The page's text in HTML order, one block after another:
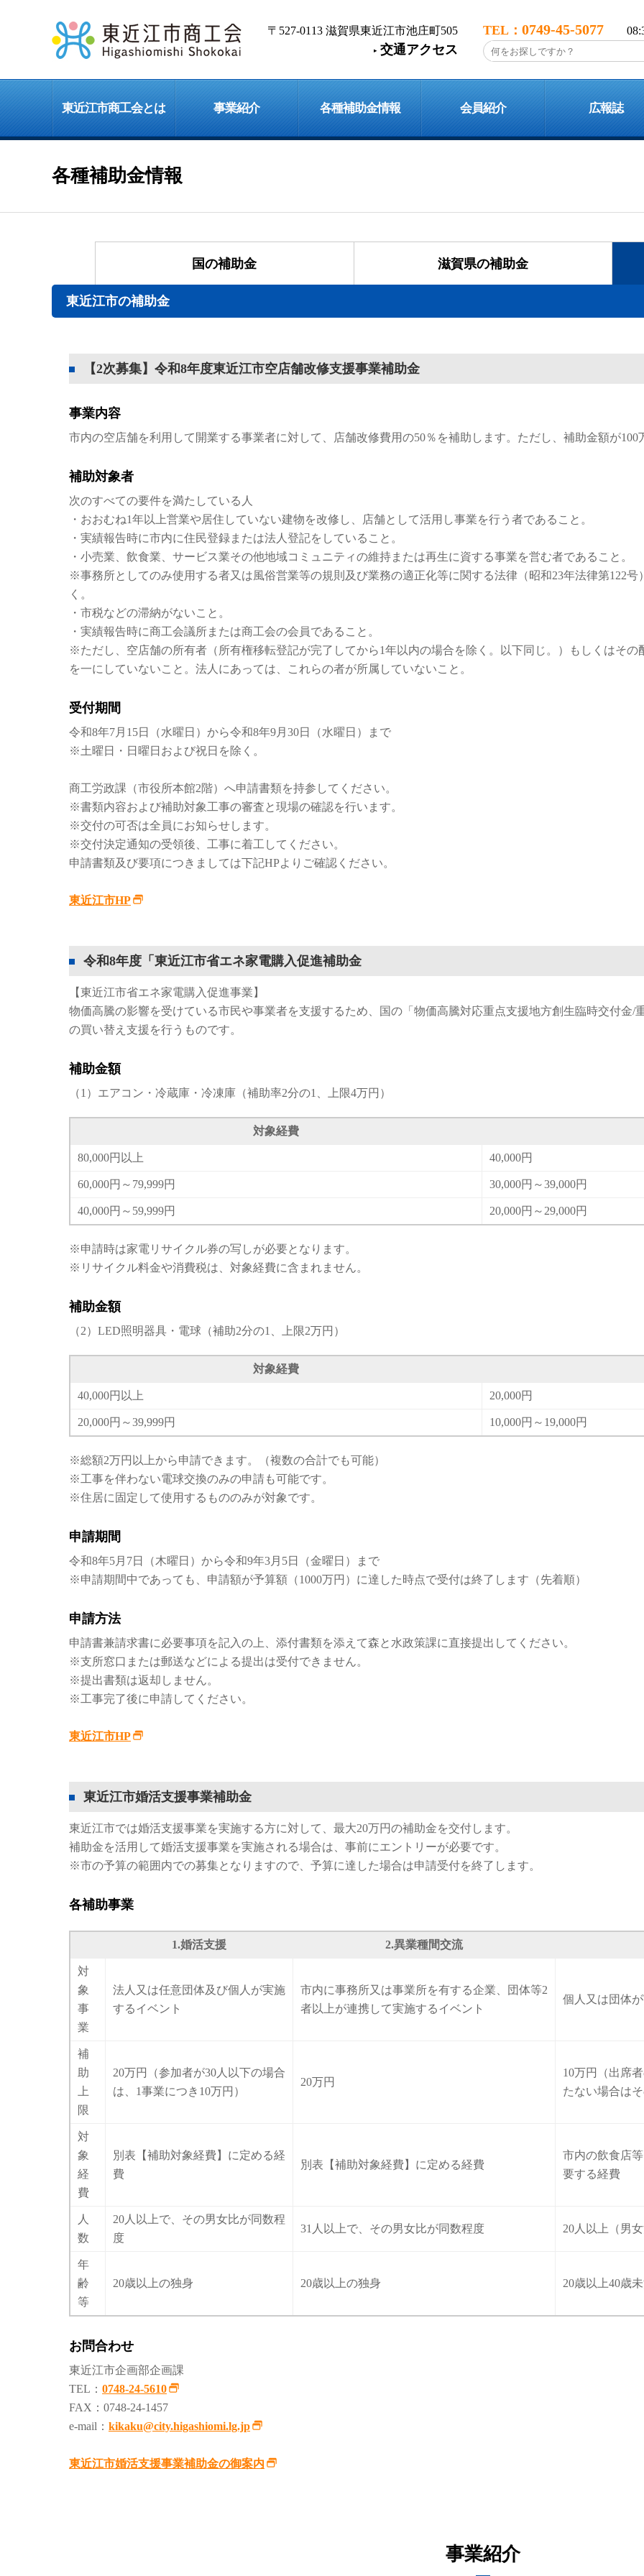
〒527-0113 滋賀県東近江市池庄町505
交通アクセス
0749-45-5077
東近江市商工会とは 事業紹介 各種補助金情報 会員紹介 広報誌
各種補助金情報
国の補助金 滋賀県の補助金
東近江市の補助金
【2次募集】令和8年度東近江市空店舗改修支援事業補助金
事業内容
市内の空店舗を利用して開業する事業者に対して、店舗改修費用の50％を補助します。ただし、補助金額が
補助対象者
次のすべての要件を満たしている人
・おおむね1年以上営業や居住していない建物を改修し、店舗として活用し事業を行う者であること。
・実績報告時に市内に住民登録または法人登記をしていること。
・小売業、飲食業、サービス業その他地域コミュニティの維持または再生に資する事業を営む者であること。
※事務所としてのみ使用する者又は風俗営業等の規則及び業務の適正化等に関する法律（昭和23年法律第122
く。
・市税などの滞納がないこと。
・実績報告時に商工会議所または商工会の会員であること。
※ただし、空店舗の所有者（所有権移転登記が完了してから1年以内の場合を除く。以下同じ。）もしくはそ
を一にしていないこと。法人にあっては、これらの者が所属していないこと。
受付期間
令和8年7月15日（水曜日）から令和8年9月30日（水曜日）まで
※土曜日・日曜日および祝日を除く。
商工労政課（市役所本館2階）へ申請書類を持参してください。
※書類内容および補助対象工事の審査と現場の確認を行います。
※交付の可否は全員にお知らせします。
※交付決定通知の受領後、工事に着工してください。
申請書類及び要項につきましては下記HPよりご確認ください。
東近江市HP
令和8年度「東近江市省エネ家電購入促進補助金
【東近江市省エネ家電購入促進事業】
物価高騰の影響を受けている市民や事業者を支援するため、国の「物価高騰対応重点支援地方創生臨時交付金/
の買い替え支援を行うものです。
補助金額
（1）エアコン・冷蔵庫・冷凍庫（補助率2分の1、上限4万円）
対象経費
80,000円以上 40,000円
60,000円～79,999円 30,000円～39,000円
40,000円～59,999円 20,000円～29,000円
※申請時は家電リサイクル券の写しが必要となります。
※リサイクル料金や消費税は、対象経費に含まれません。
補助金額
（2）LED照明器具・電球（補助2分の1、上限2万円）
対象経費
40,000円以上 20,000円
20,000円～39,999円 10,000円～19,000円
※総額2万円以上から申請できます。（複数の合計でも可能）
※工事を伴わない電球交換のみの申請も可能です。
※住居に固定して使用するもののみが対象です。
申請期間
令和8年5月7日（木曜日）から令和9年3月5日（金曜日）まで
※申請期間中であっても、申請額が予算額（1000万円）に達した時点で受付は終了します（先着順）
申請方法
申請書兼請求書に必要事項を記入の上、添付書類を添えて森と水政策課に直接提出してください。
※支所窓口または郵送などによる提出は受付できません。
※提出書類は返却しません。
※工事完了後に申請してください。
東近江市HP
東近江市婚活支援事業補助金
東近江市では婚活支援事業を実施する方に対して、最大20万円の補助金を交付します。
補助金を活用して婚活支援事業を実施される場合は、事前にエントリーが必要です。
※市の予算の範囲内での募集となりますので、予算に達した場合は申請受付を終了します。
各補助事業
1.婚活支援 2.異業種間交流
対
象
事
業
法人又は任意団体及び個人が実施
するイベント
市内に事務所又は事業所を有する企業、団体等2
者以上が連携して実施するイベント
個人又は団体
補
助
上
限
20万円（参加者が30人以下の場合
は、1事業につき10万円）
20万円
10万円（出席
たない場合は
対
象
経
費
別表【補助対象経費】に定める経
費
別表【補助対象経費】に定める経費
市内の飲食店
要する経費
人
数
20人以上で、その男女比が同数程
度
31人以上で、その男女比が同数程度 20人以上（男
年
齢
等
20歳以上の独身 20歳以上の独身 20歳以上40歳
お問合わせ
東近江市企画部企画課
TEL： 0748-24-5610
FAX：0748-24-1457
e-mail： kikaku@city.higashiomi.lg.jp
東近江市婚活支援事業補助金の御案内
事業紹介